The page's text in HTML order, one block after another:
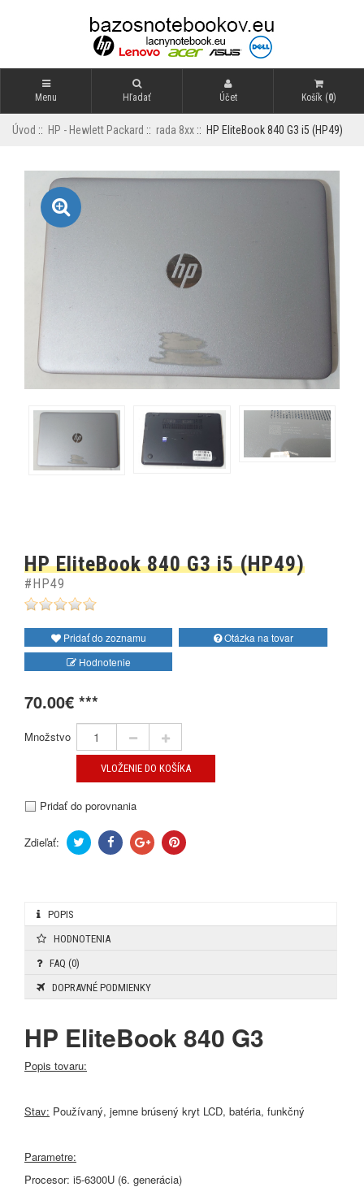
Menu Hľadať Účet Košík (0)
Úvod :: HP - Hewlett Packard :: rada 8xx :: HP EliteBook 840 G3 i5 (HP49)
HP EliteBook 840 G3 i5 (HP49)
#HP49
Pridať do zoznamu
Otázka na tovar
Hodnotenie
70.00€ ***
Množstvo
VLOŽENIE DO KOŠÍKA
Pridať do porovnania
Zdieľať:
POPIS
HODNOTENIA
FAQ (0)
DOPRAVNÉ PODMIENKY
HP EliteBook 840 G3
Popis tovaru:
Stav: Používaný, jemne brúsený kryt LCD, batéria, funkčný
Parametre:
Procesor: i5-6300U (6. generácia)